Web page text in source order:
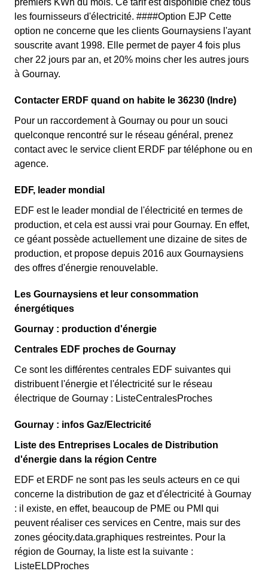
premiers KWh du mois. Ce tarif est disponible chez tous
les fournisseurs d'électricité. ####Option EJP Cette
option ne concerne que les clients Gournaysiens l'ayant
souscrite avant 1998. Elle permet de payer 4 fois plus
cher 22 jours par an, et 20% moins cher les autres jours
à Gournay.
Contacter ERDF quand on habite le 36230 (Indre)
Pour un raccordement à Gournay ou pour un souci
quelconque rencontré sur le réseau général, prenez
contact avec le service client ERDF par téléphone ou en
agence.
EDF, leader mondial
EDF est le leader mondial de l'électricité en termes de
production, et cela est aussi vrai pour Gournay. En effet,
ce géant possède actuellement une dizaine de sites de
production, et propose depuis 2016 aux Gournaysiens
des offres d'énergie renouvelable.
Les Gournaysiens et leur consommation
énergétiques
Gournay : production d'énergie
Centrales EDF proches de Gournay
Ce sont les différentes centrales EDF suivantes qui
distribuent l'énergie et l'électricité sur le réseau
électrique de Gournay : ListeCentralesProches
Gournay : infos Gaz/Electricité
Liste des Entreprises Locales de Distribution
d'énergie dans la région Centre
EDF et ERDF ne sont pas les seuls acteurs en ce qui
concerne la distribution de gaz et d'électricité à Gournay
: il existe, en effet, beaucoup de PME ou PMI qui
peuvent réaliser ces services en Centre, mais sur des
zones géocity.data.graphiques restreintes. Pour la
région de Gournay, la liste est la suivante :
ListeELDProches